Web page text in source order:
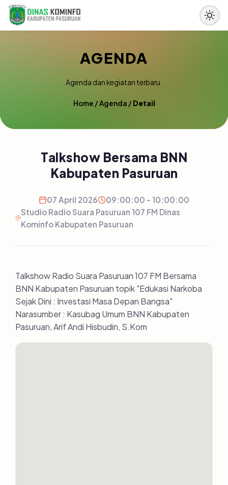
AGENDA
Agenda dan kegiatan terbaru.
Home /Agenda /Detail
Talkshow Bersama BNN
Kabupaten Pasuruan
07 April 2026
09:00:00 - 10:00:00
Studio Radio Suara Pasuruan 107 FM Dinas
Kominfo Kabupaten Pasuruan
Talkshow Radio Suara Pasuruan 107 FM Bersama
BNN Kabupaten Pasuruan topik "Edukasi Narkoba
Sejak Dini : Investasi Masa Depan Bangsa"
Narasumber : Kasubag Umum BNN Kabupaten
Pasuruan, Arif Andi Hisbudin, S.Kom